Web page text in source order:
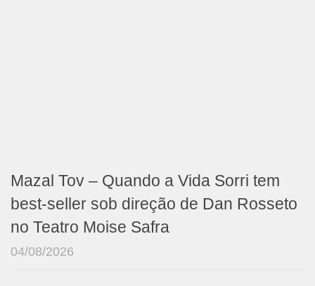
Mazal Tov – Quando a Vida Sorri tem
best-seller sob direção de Dan Rosseto
no Teatro Moise Safra
04/08/2026